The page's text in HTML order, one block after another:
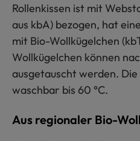
Rollenkissen ist mit
aus kbA) bezogen, hat
mit Bio-Wollkügelchen
Wollkügelchen können
ausgetauscht werden.
waschbar bis 60 °C.
Aus regionaler Bio-